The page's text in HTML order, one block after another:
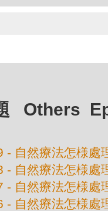
Others
- 自然療法怎様處
- 自然療法怎様處
- 自然療法怎様處
- 自然療法怎様處